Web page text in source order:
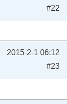
#22
2015-2-1 06:12
#23